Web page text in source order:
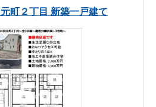
町２丁目 新築一戸建て